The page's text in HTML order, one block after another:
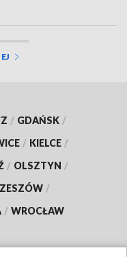
/ GDAŃSK /
/ KIELCE /
/ OLSZTYN /
/
/ WROCŁAW